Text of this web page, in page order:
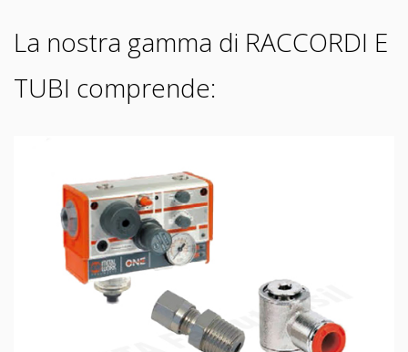
La nostra gamma di RACCORDI E
TUBI comprende: